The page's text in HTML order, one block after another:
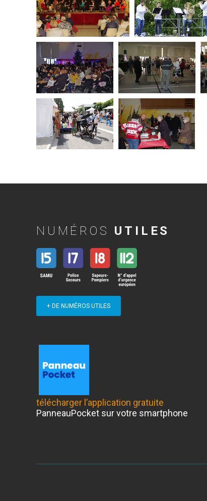
NUMÉROS UTILES
+ DE NUMÉROS UTILES
télécharger l’application gratuite
PanneauPocket sur votre smartphone